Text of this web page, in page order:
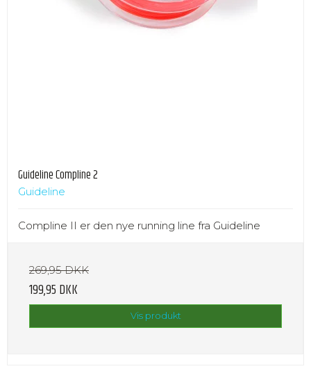
Guideline Compline 2
Guideline
Compline II er den nye running line fra Guideline
269,95 DKK
199,95 DKK
Vis produkt